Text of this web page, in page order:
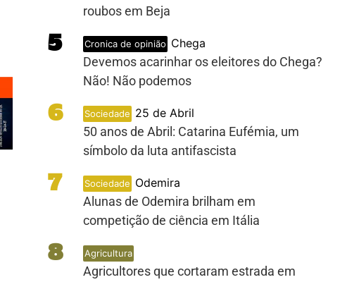
roubos em Beja
5 Cronica de opinião Chega
Devemos acarinhar os eleitores do Chega?
Não! Não podemos
6 Sociedade 25 de Abril
50 anos de Abril: Catarina Eufémia, um
símbolo da luta antifascista
7 Sociedade Odemira
Alunas de Odemira brilham em
competição de ciência em Itália
8 Agricultura
Agricultores que cortaram estrada em